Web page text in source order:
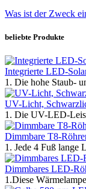
Was ist der Zweck
beliebte Produkte
Integrierte LED-
1. Die hohe Staub-
UV-Licht,
1. Die UV-LED-
Dimmbare T8-
1. Jede 4 Fuß lange
Dimmbares LED-
1.Diese